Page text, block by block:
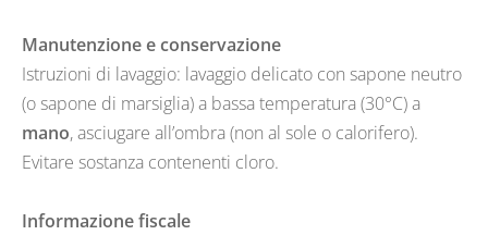
Manutenzione e conservazione
Istruzioni di lavaggio: lavaggio delicato con sapone neutro
(o sapone di marsiglia) a bassa temperatura (30°C) a
mano, asciugare all’ombra (non al sole o calorifero).
Evitare sostanza contenenti cloro.
Informazione fiscale